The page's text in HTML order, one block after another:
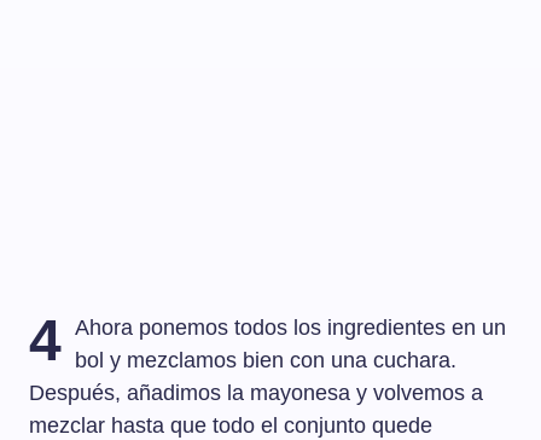
4 Ahora ponemos todos los ingredientes en un
bol y mezclamos bien con una cuchara.
Después, añadimos la mayonesa y volvemos a
mezclar hasta que todo el conjunto quede